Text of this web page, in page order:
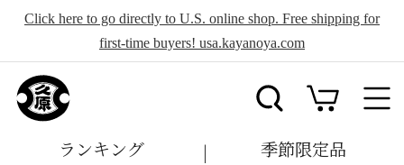
Click here to go directly to U.S. online shop. Free shipping for
first-time buyers! usa.kayanoya.com
ランキング 季節限定品